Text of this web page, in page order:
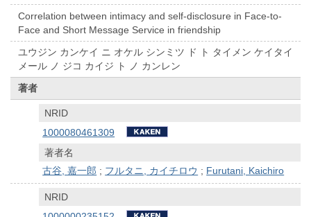
Correlation between intimacy and self-disclosure in Face-to-
Face and Short Message Service in friendship
ユウジン カンケイ ニ オケル シンミツ ド ト タイメン ケイタイ
メール ノ ジコ カイジ ト ノ カンレン
著者
NRID
1000080461309
著者名
古谷, 嘉一郎 ; フルタニ, カイチロウ ; Furutani, Kaichiro
NRID